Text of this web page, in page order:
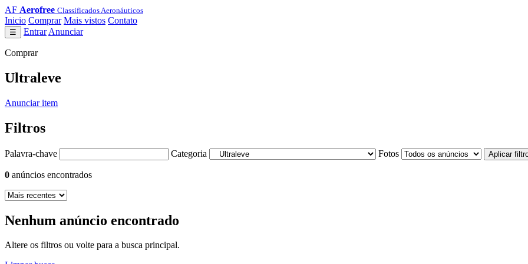
AF Aerofree Classificados Aeronáuticos
Inicio Comprar Mais vistos Contato
☰ Entrar Anunciar
Comprar
Ultraleve
Anunciar item
Filtros
Palavra-chave Categoria Fotos Aplicar
0 anúncios encontrados
Nenhum anúncio encontrado
Altere os filtros ou volte para a busca principal.